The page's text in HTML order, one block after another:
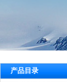
产品目录